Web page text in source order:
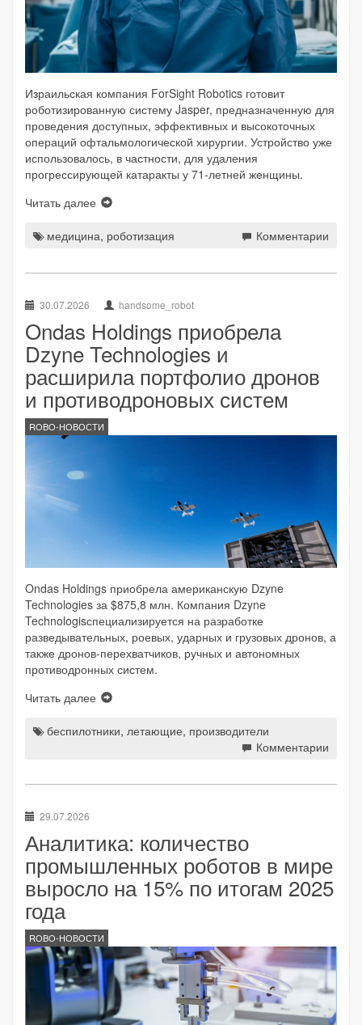
Израильская компания ForSight Robotics готовит
роботизированную систему Jasper, предназначенную для
проведения доступных, эффективных и высокоточных
операций офтальмологической хирургии. Устройство уже
использовалось, в частности, для удаления
прогрессирующей катаракты у 71-летней женщины.
Читать далее
медицина, роботизация Комментарии
30.07.2026 handsome_robot
Ondas Holdings приобрела
Dzyne Technologies и
расширила портфолио дронов
и противодроновых систем
ROBO-НОВОСТИ
Ondas Holdings приобрела американскую Dzyne
Technologies за $875,8 млн. Компания Dzyne
Technologisспециализируется на разработке
разведывательных, роевых, ударных и грузовых дронов, а
также дронов-перехватчиков, ручных и автономных
противодронных систем.
Читать далее
беспилотники, летающие, производители
Комментарии
29.07.2026
Аналитика: количество
промышленных роботов в мире
выросло на 15% по итогам 2025
года
ROBO-НОВОСТИ